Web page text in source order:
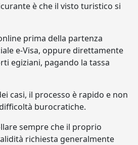
è che il visto turistico si
prima della partenza
e-Visa, oppure direttamente
egiziani, pagando la tassa
casi, il processo è rapido e non
burocratiche.
sempre che il proprio
richiesta generalmente